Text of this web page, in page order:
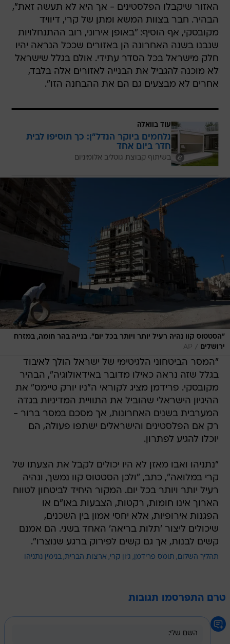
האזור שיקבלו הפלסטינים - אך היא לא תעשה זאת",
הבהיר. חבר בצוות המשא ומתן של קרי, דיוויד
מקובסקי, אף הוסיף: "באופן אירוני, רוב ההתנחלויות
שנבנו בשנה האחרונה הן באזורים שככל הנראה יהיו
חלק מישראל בכל הסדר עתידי. אולם בגלל שישראל
לא מוכנה להגביל את הבנייה לאזורים אלה בלבד,
אחרים לא מבצעים גם הם את ההבחנה הזו".
עוד בוואלה
נלחמים ביוקר הנדל"ן: כך תוסיפו לבית
חדר ביום אחד
בשיתוף קבוצת גוטליב אלומיניום
"הסטטוס קוו נהיה רעיל יותר ויותר בכל יום". בנייה בהר חומה, במזרח
ירושלים
/
AP
"המסר הביטחוני הלגיטימי של ישראל הולך לאיבוד
בגלל שזה נראה כאילו מדובר באידאולוגיה", הבהיר
מקובסקי. פרידמן מציג לקוראי ה"ניו יורק טיימס" את
ההיגיון הישראלי שהוביל את התוויית המדיניות בגדה
המערבית בשנים האחרונות, אך מסכם במסר ברור -
רק אם הפלסטינים והישראלים ישתפו פעולה, הם
יוכלו להגיע לפתרון.
"נתניהו ואבו מאזן לא היו יכולים לקבל את הצעתו של
קרי במלואה", כתב, "ולכן הסטטוס קוו נמשך, ונהיה
רעיל יותר ויותר בכל יום. המקור היחיד לביטחון לטווח
הארוך אינו חומות, רקטות, הצבעות באו"ם או
הפגנות אירופיות, אלא יחסי אמון בין השכנים,
שיכולים ליצור 'תלות בריאה' האחד בשני. הם אמנם
קשים לבנות, אך גם קשים לפירוק ברגע שנוצרו".
תהליך השלום תומס פרידמן ג'ון קרי ארצות הברית בנימין נתניהו
טרם התפרסמו תגובות